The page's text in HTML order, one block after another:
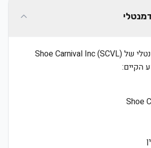
להלן ניתוח פונדמנטלי של Shoe Carnival Inc (SCVL)
הקיים: